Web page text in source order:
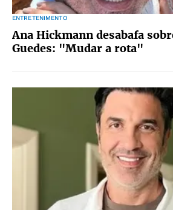
ENTRETENIMENTO
Ana Hickmann desabafa
Guedes: "Mudar a rota"